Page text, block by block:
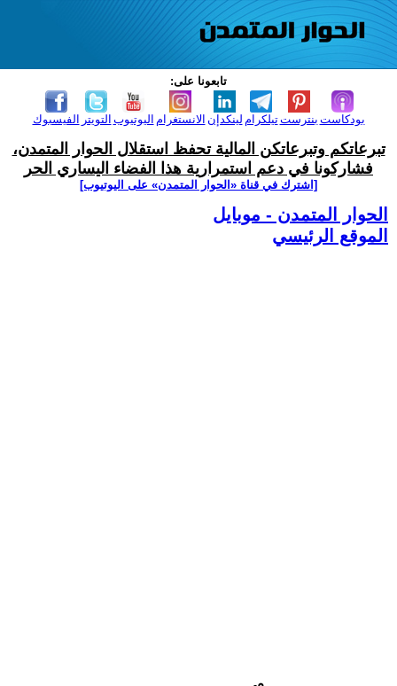
تابعونا على:
الفيسبوك التويتر اليوتيوب الانستغرام لينكدإن تيلكرامبنترست بودكاست
تبرعاتكم وتبرعاتكن المالية تحفظ استقلال الحوار المتمدن،
فشاركونا في دعم استمرارية هذا الفضاء اليساري الحر
[اشترك في قناة ‫«الحوار المتمدن» على اليوتيوب]
الحوار المتمدن - موبايل
الموقع الرئيسي